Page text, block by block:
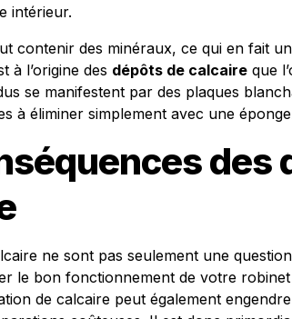
intérieur.
contenir des minéraux, ce qui en fait
à l’origine des dépôts de calcaire que
se manifestent par des plaques
à éliminer simplement avec une
des
ne sont pas seulement une
le bon fonctionnement de votre
de calcaire peut également